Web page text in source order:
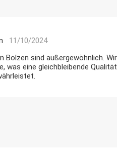
11/10/2024
Bolzen sind außergewöhnlich.
was eine gleichbleibende